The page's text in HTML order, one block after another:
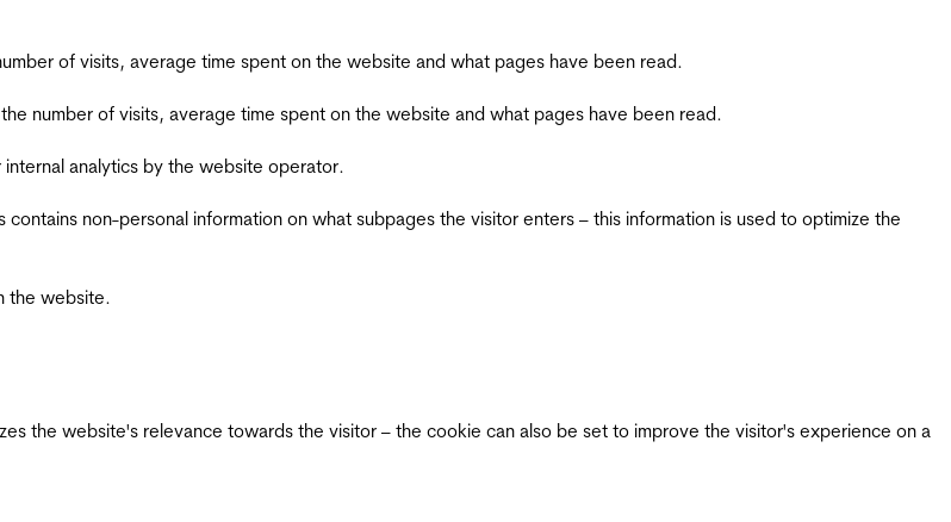
of visits, average time spent on the website and what pages have been read.
number of visits, average time spent on the website and what pages have been read.
analytics by the website operator.
contains non-personal information on what subpages the visitor enters – this information is used to optimize the
the website.
the website's relevance towards the visitor – the cookie can also be set to improve the visitor's experience on a